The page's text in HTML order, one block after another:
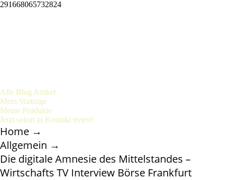
291668065732824
Alle Blog Artikel
Mein Vorträge
Meine Produkte
Jetzt sofort in Kontakt treten!
Home →
Allgemein →
Die digitale Amnesie des Mittelstandes –
Wirtschafts TV Interview Börse Frankfurt